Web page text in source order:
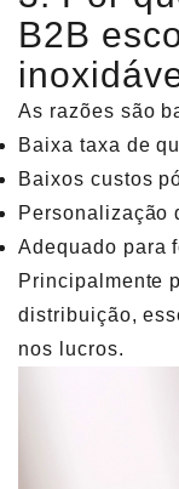
B2B
As razões são
Baixa taxa de
Baixos custos
Personalização
Adequado para
Principalmente
distribuição,
nos lucros.